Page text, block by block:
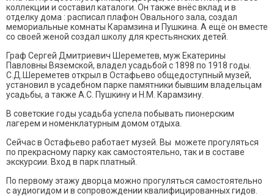
коллекции и составил каталоги. Он также внёс вклад и в
отделку дома : расписал плафон Овального зала, создал
мемориальные комнаты Карамзина и Пушкина. А ещё он вместе
со своей женой создал школу для крестьянских детей.
Граф Сергей Дмитриевич Шереметев, муж Екатерины
Павловны Вяземской, владел усадьбой с 1898 по 1918 годы.
С.Д.Шереметев открыл в Остафьево общедоступный музей,
установил в усадебном парке памятники бывшим владельцам
усадьбы, а также А.С. Пушкину и Н.М. Карамзину.
В советские годы усадьба успела побывать пионерским
лагерем и номенклатурным домом отдыха.
Сейчас в Остафьево работает музей. Вы можете прогуляться
по прекрасному парку как самостоятельно, так и в составе
экскурсии. Вход в парк платный.
По первому этажу дворца можно прогуляться самостоятельно
с аудиогидом и в сопровождении квалифицированных гидов.